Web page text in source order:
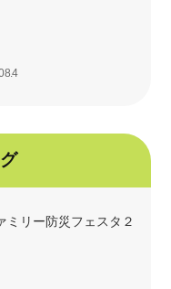
ミリー防災フェスタ２